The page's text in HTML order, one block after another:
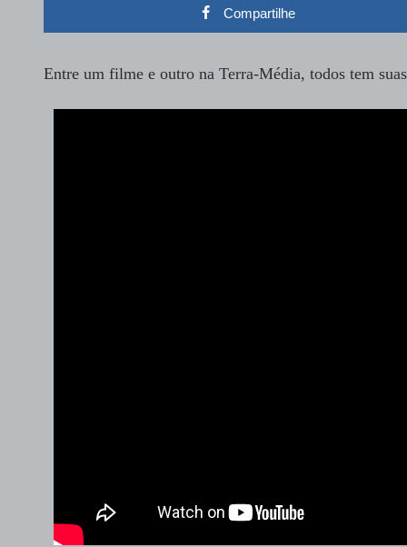
Compartilhe
Entre um filme e outro na Terra-Média, todos tem